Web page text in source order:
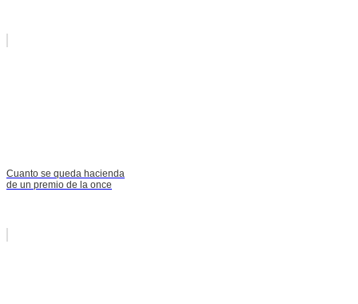
Cuanto se queda hacienda
de un premio de la once